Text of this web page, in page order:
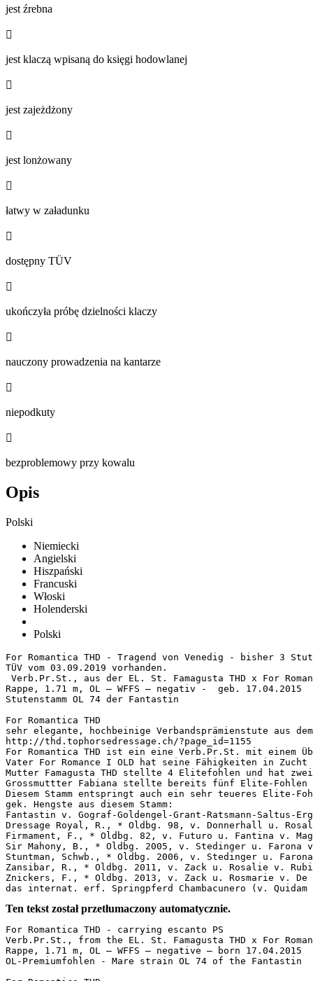
jest źrebna

jest klaczą wpisaną do księgi hodowlanej

jest zajeżdżony

jest lonżowany

łatwy w załadunku

dostępny TÜV

ukończyła próbę dzielności klaczy

nauczony prowadzenia na kantarze

niepodkuty

bezproblemowy przy kowalu
Opis
Polski
Niemiecki
Angielski
Hiszpański
Francuski
Włoski
Holenderski
Polski
For Romantica THD - Tragend von Venedig - bisher 3
TÜV vom 03.09.2019 vorhanden.
Verb.Pr.St., aus der EL. St. Famagusta THD x For
Rappe, 1.71 m, OL – WFFS – negativ -  geb. 17.04.2015
Stutenstamm OL 74 der Fantastin
For Romantica THD
sehr elegante, hochbeinige Verbandsprämienstute aus
http://thd.tophorsedressage.ch/?page_id=1155
For Romantica THD ist ein eine Verb.Pr.St. mit einem
Vater For Romance I OLD hat seine Fähigkeiten in
Mutter Famagusta THD stellte 4 Elitefohlen und hat
Grossmuttter Fabiana stellte bereits fünf Elite-Fohlen
Diesem Stamm entspringt auch ein sehr teueres Elite-
gek. Hengste aus diesem Stamm:
Fantastin v. Gograf-Goldengel-Grant-Ratsmann-Saltus-
Dressage Royal, R., * Oldbg. 98, v. Donnerhall u.
Firmament, F., * Oldbg. 82, v. Futuro u. Fantina v.
Sir Mahony, B., * Oldbg. 2005, v. Stedinger u. Farona
Stuntman, Schwb., * Oldbg. 2006, v. Stedinger u.
Zansibar, R., * Oldbg. 2011, v. Zack u. Rosalie v.
Znickers, F., * Oldbg. 2013, v. Zack u. Rosmarie v. De
das internat. erf. Springpferd Chambacunero (v. Quidam
Ten tekst został przetłumaczony automatycznie.
For Romantica THD - carrying escanto PS
Verb.Pr.St., from the EL. St. Famagusta THD x For
Rappe, 1.71 m, OL – WFFS – negative – born 17.04.2015
OL-Premiumfohlen - Mare strain OL 74 of the Fantastin